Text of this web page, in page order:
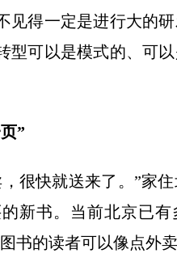
见得一定是进行大的
型可以是模式的、可
”
快就送来了。”家住
新书。当前北京已
书的读者可以像点外